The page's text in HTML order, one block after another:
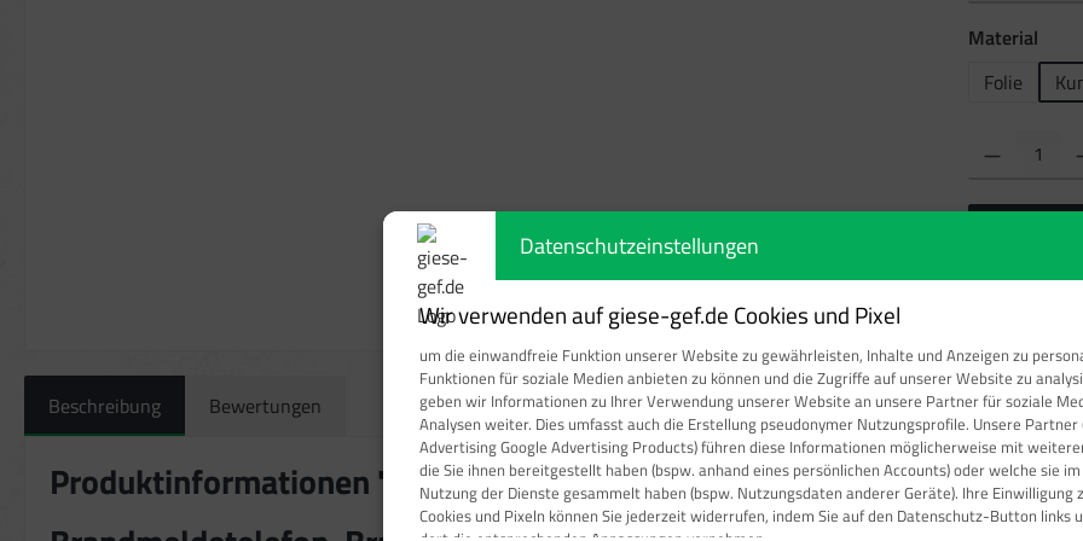
Material
Folie
Produkt Anzahl:
Beschreibung Bewertungen
Produktinformationen "Brandmeldetelefon, Brandschutzzeichen, ISO
Datenschutzeinstellungen
Wir verwenden auf giese-gef.de Cookies und Pixel
um die einwandfreie Funktion unserer Website zu gewährleisten, Inhalte und Anzeigen zu
Funktionen für soziale Medien anbieten zu können und die Zugriffe auf unserer Website zu
geben wir Informationen zu Ihrer Verwendung unserer Website an unsere Partner für soziale
Analysen weiter. Dies umfasst auch die Erstellung pseudonymer Nutzungsprofile. Unsere
Advertising Google Advertising Products) führen diese Informationen möglicherweise mit
die Sie ihnen bereitgestellt haben (bspw. anhand eines persönlichen Accounts) oder welche sie
Nutzung der Dienste gesammelt haben (bspw. Nutzungsdaten anderer Geräte). Ihre Einwilligung
Cookies und Pixeln können Sie jederzeit widerrufen, indem Sie auf den Datenschutz-Button links